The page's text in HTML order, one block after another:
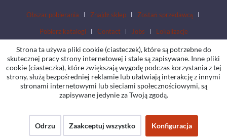
Obszar pobierania Znajdź sklep Zostań sprzedawcą
Pobierz katalogi Contact Jobs Lokalizacje
Strona ta używa pliki cookie (ciasteczek), które są potrzebne do
skutecznej pracy strony internetowej i stale są zapisywane. Inne pliki
cookie (ciasteczka), które zwiększają wygodę podczas korzystania z tej
strony, służą bezpośredniej reklamie lub ułatwiają interakcję z innymi
stronami internetowymi lub sieciami społecznościowymi, są
zapisywane jedynie za Twoją zgodą.
Odrzu Zaakceptuj wszystko Konfiguracja